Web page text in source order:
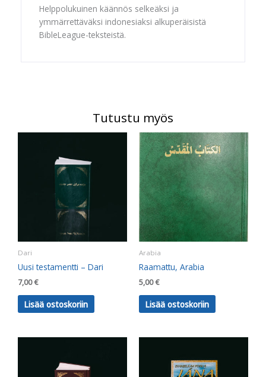
Helppolukuinen käännös selkeäksi ja
ymmärrettäväksi indonesiaksi alkuperäisistä
BibleLeague-teksteistä.
Tutustu myös
Dari
Uusi testamentti – Dari
7,00€
Lisää ostoskoriin
Arabia
Raamattu, Arabia
5,00€
Lisää ostoskoriin